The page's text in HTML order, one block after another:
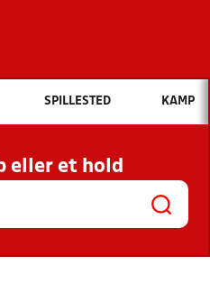
Hvad vil du søge efter?
INDHOLD OG NYHEDER
KLUBBER OG
SPILLESTED KAMP
eller et hold